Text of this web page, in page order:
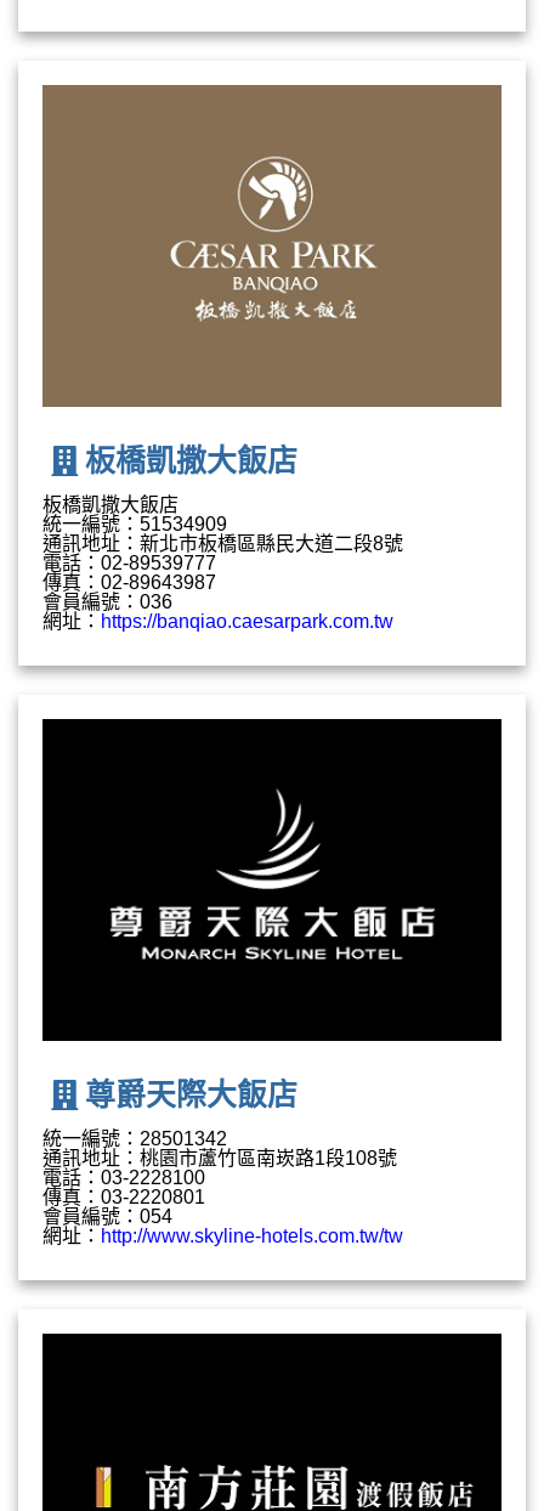
板橋凱撒大飯店
板橋凱撒大飯店
統一編號：51534909
通訊地址：新北市板橋區縣民大道二段8號
電話：02-89539777
傳真：02-89643987
會員編號：036
網址： https://banqiao.caesarpark.com.tw
尊爵天際大飯店
統一編號：28501342
通訊地址：桃園市蘆竹區南崁路1段108號
電話：03-2228100
傳真：03-2220801
會員編號：054
網址： http://www.skyline-hotels.com.tw/tw